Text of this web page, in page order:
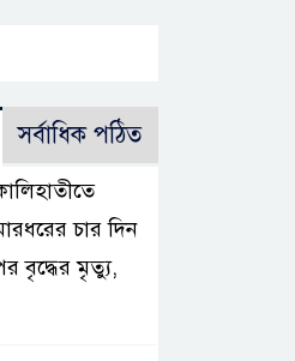
সর্বাধিক পঠিত
চার দিন
বৃদ্ধের মৃত্যু,